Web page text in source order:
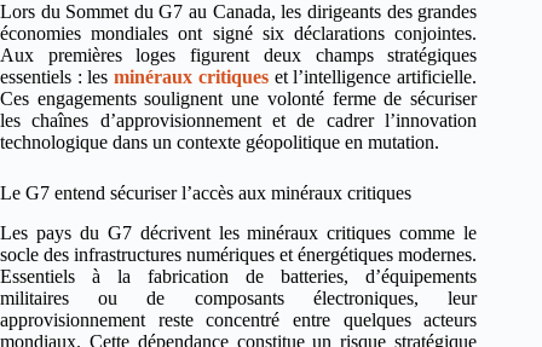
Lors du Sommet du G7 au Canada, les dirigeants des grandes
économies mondiales ont signé six déclarations conjointes.
Aux premières loges figurent deux champs stratégiques
essentiels : lesminéraux critiques et l’intelligence artificielle.
Ces engagements soulignent une volonté ferme de sécuriser
les chaînes d’approvisionnement et de cadrer l’innovation
technologique dans un contexte géopolitique en mutation.
Le G7 entend sécuriser l’accès aux minéraux critiques
Les pays du G7 décrivent les minéraux critiques comme le
socle des infrastructures numériques et énergétiques modernes.
Essentiels à la fabrication de batteries, d’équipements
militaires ou de composants électroniques, leur
approvisionnement reste concentré entre quelques acteurs
mondiaux. Cette dépendance constitue un risque stratégique